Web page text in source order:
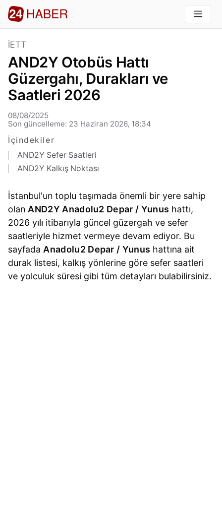
İETT
AND2Y Otobüs Hattı
Güzergahı, Durakları ve
Saatleri 2026
08/08/2025
Son güncelleme: 23 Haziran 2026, 18:34
İçindekiler
AND2Y Sefer Saatleri
AND2Y Kalkış Noktası
İstanbul'un toplu taşımada önemli bir yere sahip
olan AND2Y Anadolu2 Depar / Yunus hattı,
2026 yılı itibarıyla güncel güzergah ve sefer
saatleriyle hizmet vermeye devam ediyor. Bu
sayfada Anadolu2 Depar / Yunus hattına ait
durak listesi, kalkış yönlerine göre sefer saatleri
ve yolculuk süresi gibi tüm detayları bulabilirsiniz.